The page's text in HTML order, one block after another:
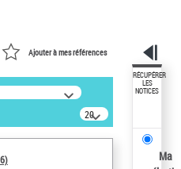
Ajouter à mes références
20
résultats/page
RÉCUPÉRER
LES
NOTICES
Ma